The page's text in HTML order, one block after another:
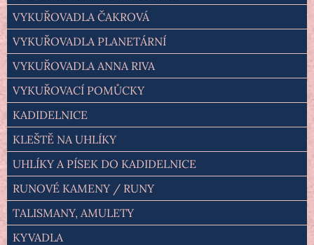
VYKUŘOVADLA ČAKROVÁ
VYKUŘOVADLA PLANETÁRNÍ
VYKUŘOVADLA ANNA RIVA
VYKUŘOVACÍ POMŮCKY
KADIDELNICE
KLEŠTĚ NA UHLÍKY
UHLÍKY A PÍSEK DO KADIDELNICE
RUNOVÉ KAMENY / RUNY
TALISMANY, AMULETY
KYVADLA